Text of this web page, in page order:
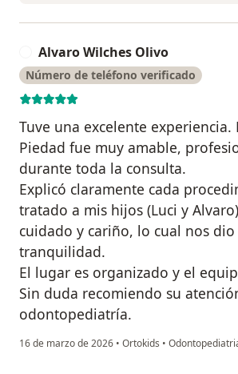
Alvaro Wilches Olivo
Número de teléfono verificado
Tuve una excelente experiencia.
Piedad fue muy amable,
durante toda la consulta.
Explicó claramente cada
tratado a mis hijos (Luci y
cuidado y cariño, lo cual nos dio
tranquilidad.
El lugar es organizado y el
Sin duda recomiendo su
odontopediatría.
16 de marzo de 2026 • Ortokids •